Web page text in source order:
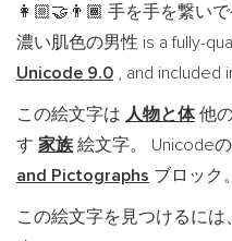
👩🏼‍🤝‍👨🏾 手を手を繋い
濃い肌色の男性 is a fully-
Unicode 9.0 , and included
この絵文字は 人物と体他
す 家族 絵文字。 Unicode
and Pictographs ブロック。
この絵文字を見つけるに